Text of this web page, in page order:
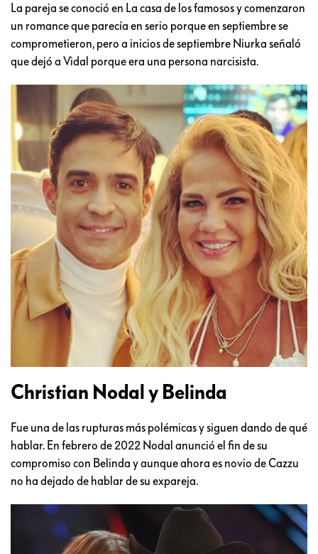
La pareja se conoció en La casa de los famosos y comenzaron
un romance que parecía en serio porque en septiembre se
comprometieron, pero a inicios de septiembre Niurka señaló
que dejó a Vidal porque era una persona narcisista.
Christian Nodal y Belinda
Fue una de las rupturas más polémicas y siguen dando de qué
hablar. En febrero de 2022 Nodal anunció el fin de su
compromiso con Belinda y aunque ahora es novio de Cazzu
no ha dejado de hablar de su expareja.